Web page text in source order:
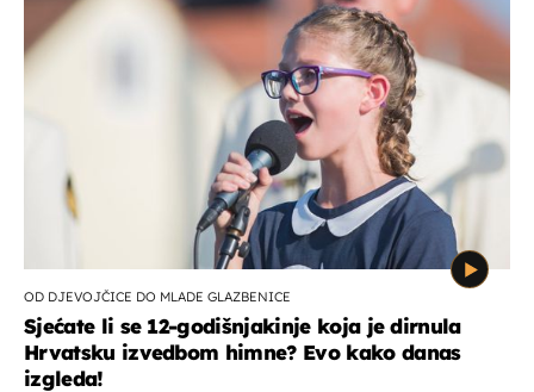
OD DJEVOJČICE DO MLADE GLAZBENICE
Sjećate li se 12-godišnjakinje koja je dirnula
Hrvatsku izvedbom himne? Evo kako danas
izgleda!